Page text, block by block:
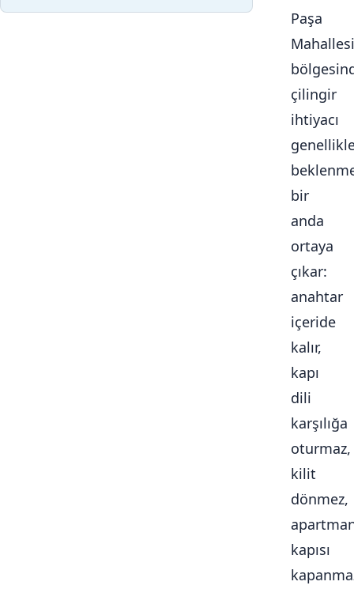
Paşa
Mahallesi
çilingir
ihtiyacı
bir
anda
ortaya
çıkar:
anahtar
içeride
kalır,
kapı
dili
karşılığa
oturmaz,
kilit
dönmez,
kapısı